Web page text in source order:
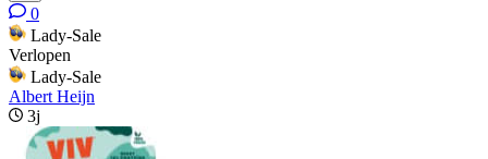
0
Lady-Sale
Verlopen
Lady-Sale
Albert Heijn
3j